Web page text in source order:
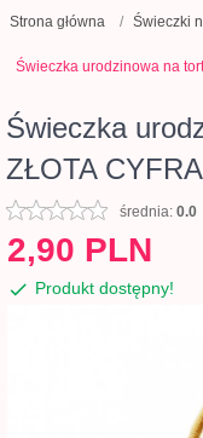
Strona główna Świeczki
Świeczka urodzinowa na
Świeczka
ZŁOTA
średnia: 0.0
2,90 PLN
Produkt dostępny!